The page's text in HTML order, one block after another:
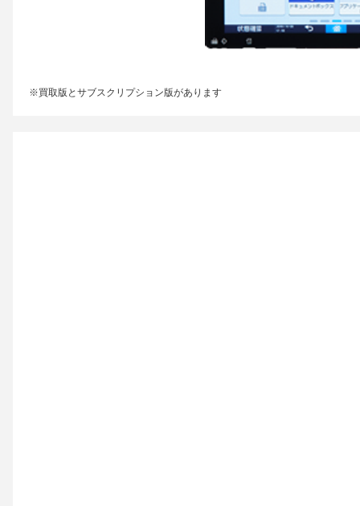
※買取版とサブスクリプション版があります